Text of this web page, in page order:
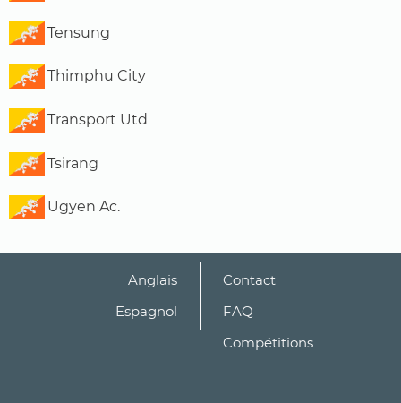
Tensung
Thimphu City
Transport Utd
Tsirang
Ugyen Ac.
Anglais
Espagnol
Contact
FAQ
Compétitions